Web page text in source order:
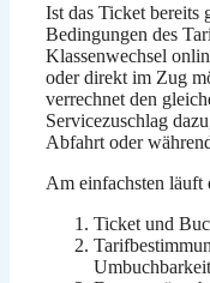
Ist das Ticket bereits
Bedingungen des
Klassenwechsel
oder direkt im Zug
verrechnet den
Servicezuschlag
Abfahrt oder
Am einfachsten läuft
Ticket und